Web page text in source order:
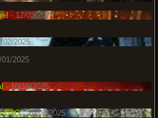
- 12/03/2025
02/2025
01/2025
- 10/18/2025
СЗО- 10/07/2025